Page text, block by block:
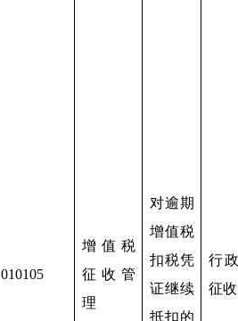
010105
增值税
征收管
理
对逾期
增值税
扣税凭
证继续
抵扣的
行
征收